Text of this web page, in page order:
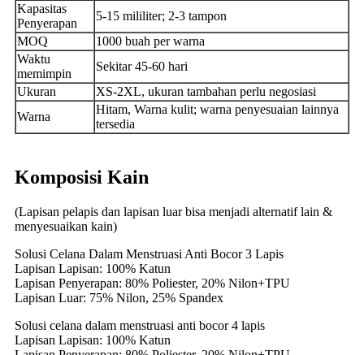
Kapasitas
Penyerapan
5-15 mililiter; 2-3 tampon
MOQ
1000 buah per warna
Waktu
memimpin
Sekitar 45-60 hari
Ukuran
XS-2XL, ukuran tambahan perlu negosiasi
Warna
Hitam, Warna kulit; warna penyesuaian lainnya
tersedia
Komposisi Kain
(Lapisan pelapis dan lapisan luar bisa menjadi alternatif lain &
menyesuaikan kain)
Solusi Celana Dalam Menstruasi Anti Bocor 3 Lapis
Lapisan Lapisan: 100% Katun
Lapisan Penyerapan: 80% Poliester, 20% Nilon+TPU
Lapisan Luar: 75% Nilon, 25% Spandex
Solusi celana dalam menstruasi anti bocor 4 lapis
Lapisan Lapisan: 100% Katun